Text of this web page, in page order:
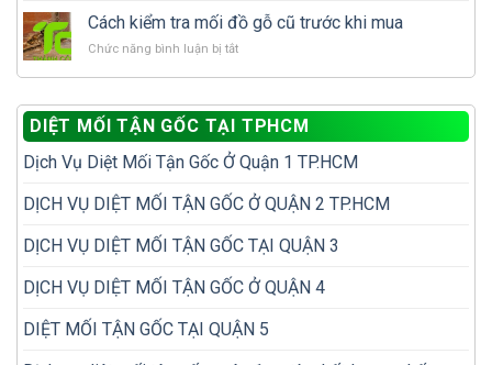
đi
nhiều
sót
khi
kiểm
trong
nhà
thuốc
diệt
mối
hộp
nhử
mối
hiệu
hơn?
Cách kiểm tra mối đồ gỗ cũ trước khi mua
Chức năng bình luận bị tắtở
tra
mối
đồ
gỗ
trước
khi
DIỆT MỐI TẬN GỐC TẠI TPHCM
Dịch Vụ Diệt Mối Tận Gốc Ở Quận 1 TP.HCM
DỊCH VỤ DIỆT MỐI TẬN GỐC Ở QUẬN 2 TP.HCM
DỊCH VỤ DIỆT MỐI TẬN GỐC TẠI QUẬN 3
DỊCH VỤ DIỆT MỐI TẬN GỐC Ở QUẬN 4
DIỆT MỐI TẬN GỐC TẠI QUẬN 5